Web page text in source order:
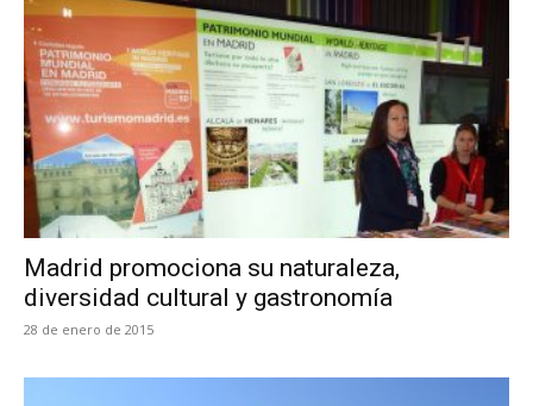
Madrid promociona su naturaleza,
diversidad cultural y gastronomía
28 de enero de 2015